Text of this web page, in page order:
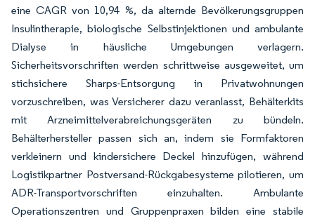
eine CAGR von 10,94 %, da alternde Bevölkerungsgruppen
Insulintherapie, biologische Selbstinjektionen und ambulante
Dialyse in häusliche Umgebungen verlagern.
Sicherheitsvorschriften werden schrittweise ausgeweitet, um
stichsichere Sharps-Entsorgung in Privatwohnungen
vorzuschreiben, was Versicherer dazu veranlasst, Behälterkits
mit Arzneimittelverabreichungsgeräten zu bündeln.
Behälterhersteller passen sich an, indem sie Formfaktoren
verkleinern und kindersichere Deckel hinzufügen, während
Logistikpartner Postversand-Rückgabesysteme pilotieren, um
ADR-Transportvorschriften einzuhalten. Ambulante
Operationszentren und Gruppenpraxen bilden eine stabile